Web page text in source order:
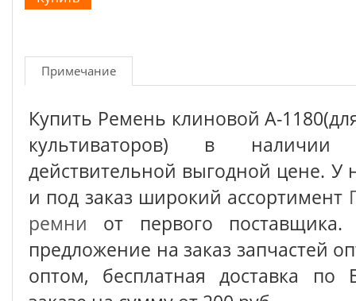
Примечание
Купить Ремень клиновой А-
культиваторов) в
действительной выгодной цене. У
и под заказ широкий ассортимент
ремни от первого поставщика.
предложение на заказ запчастей
оптом, бесплатная доставка по